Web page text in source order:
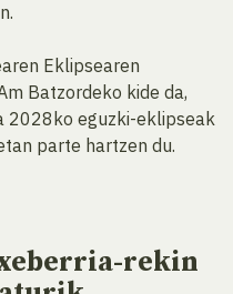
Eklipsearen
Batzordeko kide da,
2028ko eguzki-eklipseak
parte hartzen du.
rekin